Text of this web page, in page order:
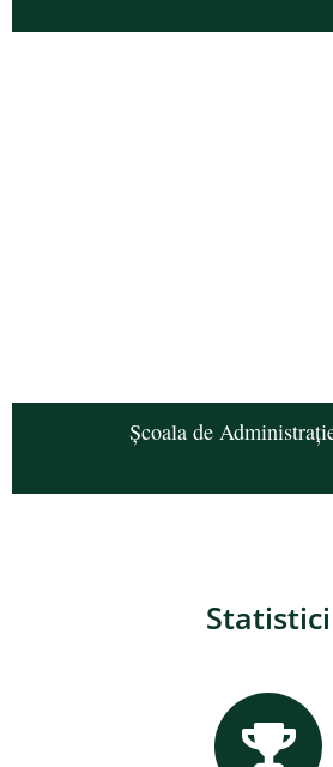
Școala de
Statistici